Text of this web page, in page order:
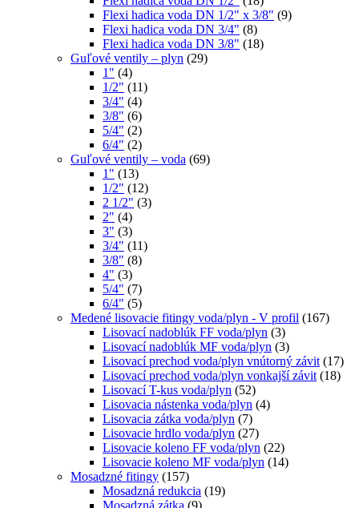
Flexi hadica voda DN 1/2" x 3/8" (9)
Flexi hadica voda DN 3/4" (8)
Flexi hadica voda DN 3/8" (18)
Guľové ventily – plyn (29)
1" (4)
1/2" (11)
3/4" (4)
3/8" (6)
5/4" (2)
6/4" (2)
Guľové ventily – voda (69)
1" (13)
1/2" (12)
2 1/2" (3)
2" (4)
3" (3)
3/4" (11)
3/8" (8)
4" (3)
5/4" (7)
6/4" (5)
Medené lisovacie fitingy voda/plyn - V profil (167)
Lisovací nadoblúk FF voda/plyn (3)
Lisovací nadoblúk MF voda/plyn (3)
Lisovací prechod voda/plyn vnútorný závit (17)
Lisovací prechod voda/plyn vonkajší závit (18)
Lisovací T-kus voda/plyn (52)
Lisovacia nástenka voda/plyn (4)
Lisovacia zátka voda/plyn (7)
Lisovacie hrdlo voda/plyn (27)
Lisovacie koleno FF voda/plyn (22)
Lisovacie koleno MF voda/plyn (14)
Mosadzné fitingy (157)
Mosadzná redukcia (19)
Mosadzná zátka (9)